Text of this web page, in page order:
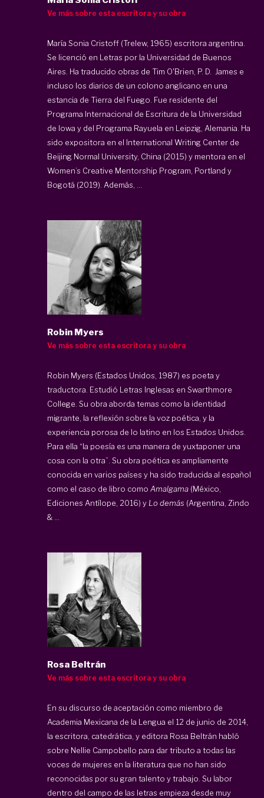
Ve más sobre esta escritora y su obra
María Sonia Cristoff (Trelew, 1965) escritora argentina.
Se licenció en Letras por la Universidad de Buenos
Aires. Ha traducido obras de Tim O'Brien, P. D. James e
incluso los diarios de un colono anglicano en una
estancia de Tierra del Fuego. Fue residente del
Programa Internacional de Escritura de la Universidad
de Iowa y del Programa Rayuela en Leipzig, Alemania. Ha
sido expositora en el International Writing Center de
Beijing Normal University, China (2015) y mentora en el
Women’s Creative Mentorship Program, Portland y
Bogotá (2019). Además, ...
Robin Myers
Ve más sobre esta escritora y su obra
Robin Myers (Estados Unidos, 1987) es poeta y
traductora. Estudió Letras Inglesas en Swarthmore
College. Su obra aborda temas como la identidad
migrante, la reflexión sobre la voz poética, y la
experiencia porosa de lo latino en los Estados Unidos.
Para ella “la poesía es una manera de yuxtaponer una
cosa con la otra”. Su obra poética es ampliamente
conocida en varios países y ha sido traducida al español
como el caso de libro como Amalgama (México,
Ediciones Antílope, 2016) y Lo demás (Argentina, Zindo
& ...
Rosa Beltrán
Ve más sobre esta escritora y su obra
En su discurso de aceptación como miembro de
Academia Mexicana de la Lengua el 12 de junio de 2014,
la escritora, catedrática, y editora Rosa Beltrán habló
sobre Nellie Campobello para dar tributo a todas las
voces de mujeres en la literatura que no han sido
reconocidas por su gran talento y trabajo. Su labor
dentro del campo de las letras empieza desde muy